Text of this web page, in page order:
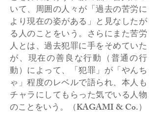
いて、周囲の人々が「過去の苦労に
より現在の姿がある」と見なしたが
る人のことをいう。さらにまた苦労
人とは、過去犯罪に手をそめていた
が、現在の善良な行動（普通の行
動）によって、「犯罪」が「やんち
ゃ」程度のレベルで語られ、本人も
チャラにしてもらった気でいる人物
のことをいう。（KAGAMI & Co.）